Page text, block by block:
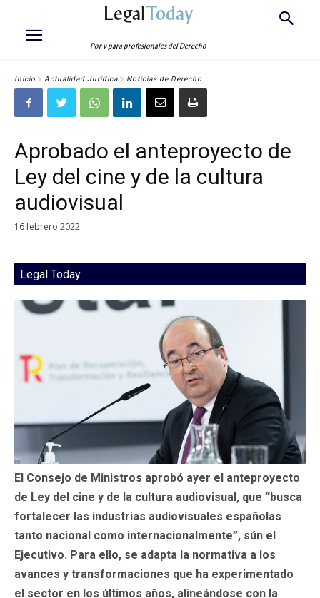
LegalToday
Por y para profesionales del Derecho
Inicio Actualidad Jurídica Noticias de Derecho
Aprobado el anteproyecto de
Ley del cine y de la cultura
audiovisual
16 febrero 2022
Legal Today
El Consejo de Ministros aprobó ayer el anteproyecto
de Ley del cine y de la cultura audiovisual, que “busca
fortalecer las industrias audiovisuales españolas
tanto nacional como internacionalmente”, sún el
Ejecutivo. Para ello, se adapta la normativa a los
avances y transformaciones que ha experimentado
el sector en los últimos años, alineándose con la